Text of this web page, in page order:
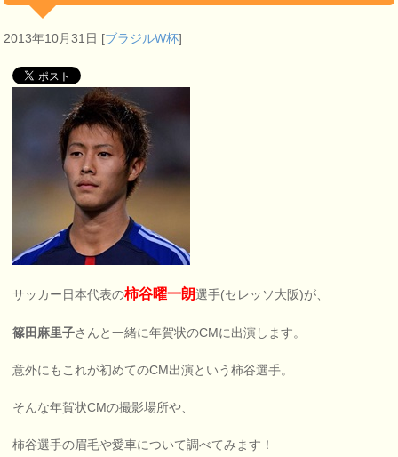
2013年10月31日 [ブラジルW杯]
サッカー日本代表の柿谷曜一朗選手(セレッソ大阪)が、
篠田麻里子さんと一緒に年賀状のCMに出演します。
意外にもこれが初めてのCM出演という柿谷選手。
そんな年賀状CMの撮影場所や、
柿谷選手の眉毛や愛車について調べてみます！